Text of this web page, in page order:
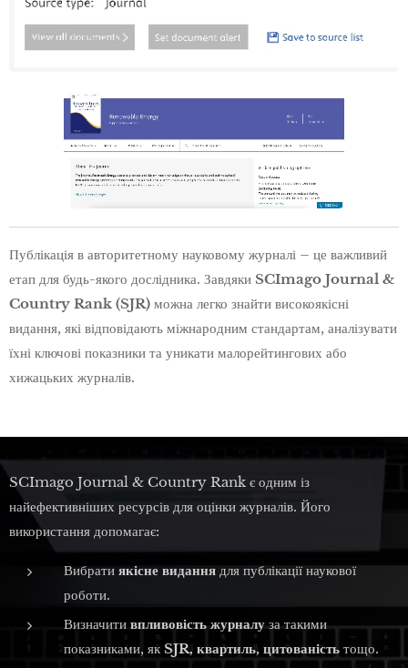
Публікація в авторитетному науковому журналі – це важливий
етап для будь-якого дослідника. Завдяки SCImago Journal &
Country Rank (SJR) можна легко знайти високоякісні
видання, які відповідають міжнародним стандартам, аналізувати
їхні ключові показники та уникати малорейтингових або
хижацьких журналів.
SCImago Journal & Country Rank є одним із
найефективніших ресурсів для оцінки журналів. Його
використання допомагає:
Вибрати якісне видання для публікації наукової
роботи.
Визначити впливовість журналуза такими
показниками, як SJR, квартиль, цитованість тощо.